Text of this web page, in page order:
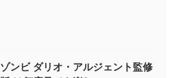
ゾンビ ダリオ・アルジェント監修